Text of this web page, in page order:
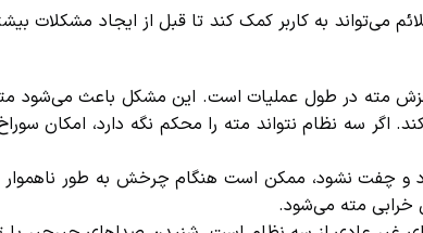
به کاربر کمک کند تا قبل از ایجاد مشکلات
مته در طول عملیات است. این مشکل باعث می‌شود مته
سه نظام نتواند مته را محکم نگه دارد، امکان
و چفت نشود، ممکن است هنگام چرخش به طور ناهموار
مته می‌شود.